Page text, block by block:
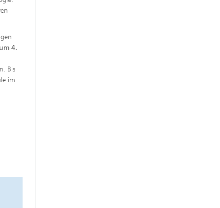
4.
Bis
im